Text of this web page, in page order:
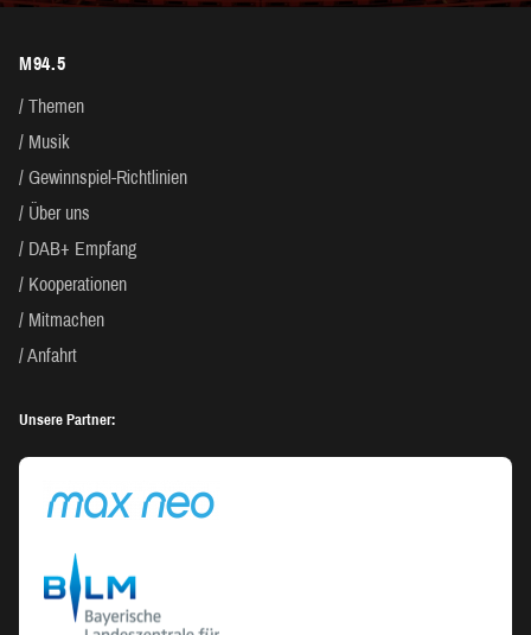
M94.5
Themen
Musik
Gewinnspiel-Richtlinien
Über uns
DAB+ Empfang
Kooperationen
Mitmachen
Anfahrt
Unsere Partner: